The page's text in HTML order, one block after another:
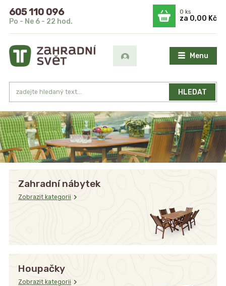
Menu
HLEDAT
605 110 096
Po - Ne 6 - 22 hod.
0ks
za 0,00 Kč
Zahradní nábytek
Zobrazit kategorii
Houpačky
Zobrazit kategorii